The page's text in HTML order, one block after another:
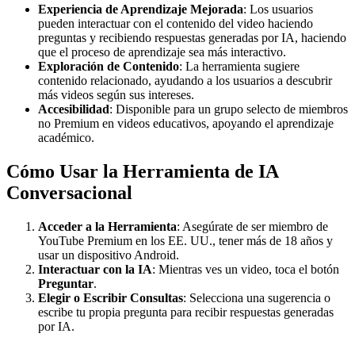
Experiencia de Aprendizaje Mejorada: Los usuarios
pueden interactuar con el contenido del video haciendo
preguntas y recibiendo respuestas generadas por IA, haciendo
que el proceso de aprendizaje sea más interactivo.
Exploración de Contenido: La herramienta sugiere
contenido relacionado, ayudando a los usuarios a descubrir
más videos según sus intereses.
Accesibilidad: Disponible para un grupo selecto de miembros
no Premium en videos educativos, apoyando el aprendizaje
académico.
Cómo Usar la Herramienta de IA
Conversacional
Acceder a la Herramienta: Asegúrate de ser miembro de
YouTube Premium en los EE. UU., tener más de 18 años y
usar un dispositivo Android.
Interactuar con la IA: Mientras ves un video, toca el botón
Preguntar.
Elegir o Escribir Consultas: Selecciona una sugerencia o
escribe tu propia pregunta para recibir respuestas generadas
por IA.